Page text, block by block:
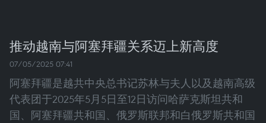
推动越南与阿塞拜疆关系迈上新高度
07/05/2025 07:41
阿塞拜疆是越共中央总书记苏林与夫人以及越南高级
代表团于2025年5月5日至12日访问哈萨克斯坦共和
国、阿塞拜疆共和国、俄罗斯联邦和白俄罗斯共和国